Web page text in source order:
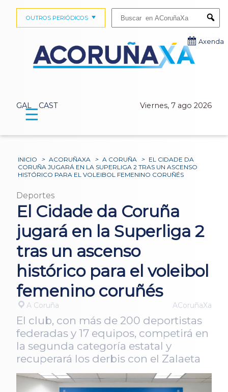
GAL CAST Viernes, 7 ago 2026
OUTROS PERIÓDICOS
Axenda
☰
INICIO > ACORUÑAXA > A CORUÑA > EL CIDADE DA
CORUÑA JUGARÁ EN LA SUPERLIGA 2 TRAS UN ASCENSO
HISTÓRICO PARA EL VOLEIBOL FEMENINO CORUÑÉS
Deportes
El Cidade da Coruña
jugará en la Superliga 2
tras un ascenso
histórico para el voleibol
femenino coruñés
A Coruña ACoruñaXa
El club, con más de 200 deportistas
federadas y 17 equipos, competirá en
la segunda categoría estatal y
recuperará los derbis con el Zalaeta